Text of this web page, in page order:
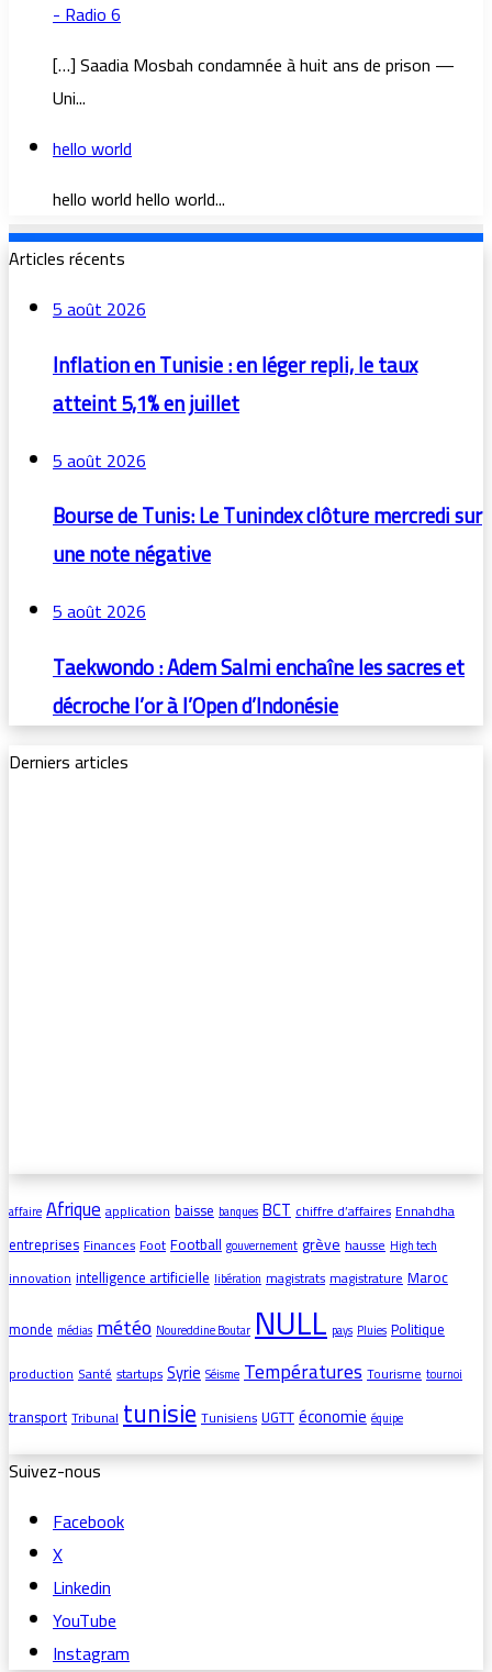
- Radio 6
[…] Saadia Mosbah condamnée à huit ans de prison —
Uni...
hello world
hello world hello world...
Articles récents
5 août 2026
Inflation en Tunisie : en léger repli, le taux
atteint 5,1% en juillet
5 août 2026
Bourse de Tunis: Le Tunindex clôture mercredi sur
une note négative
5 août 2026
Taekwondo : Adem Salmi enchaîne les sacres et
décroche l’or à l’Open d’Indonésie
Derniers articles
affaire Afriqueapplicationbaisse banques BCTchiffre d’affairesEnnahdha
entreprisesFinancesFootFootball gouvernement grèvehausse High tech
innovationintelligence artificielle libération magistratsmagistratureMaroc
monde médias météo Noureddine Boutar NULL pays Pluies Politique
productionSantéstartupsSyrie Séisme TempératuresTourisme tournoi
transportTribunaltunisieTunisiensUGTTéconomie équipe
Suivez-nous
Facebook
X
Linkedin
YouTube
Instagram